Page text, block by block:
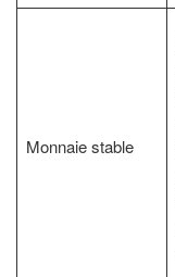
Monnaie stable